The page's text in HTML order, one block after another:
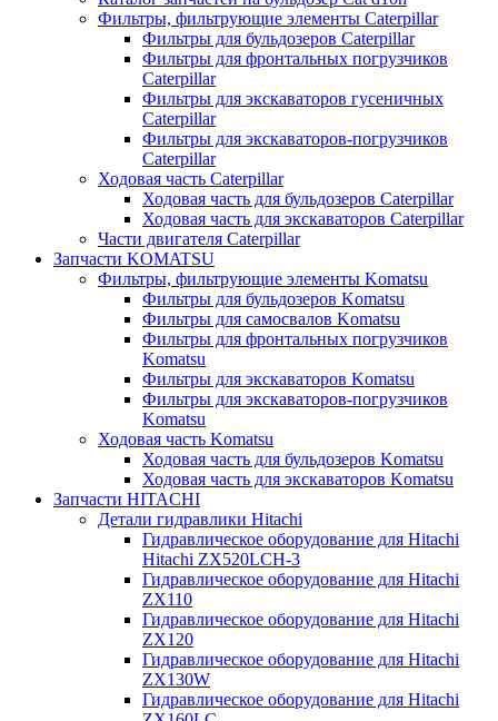
Фильтры, фильтрующие элементы Caterpillar
Фильтры для бульдозеров Caterpillar
Фильтры для фронтальных погрузчиков
Caterpillar
Фильтры для экскаваторов гусеничных
Caterpillar
Фильтры для экскаваторов-погрузчиков
Caterpillar
Ходовая часть Caterpillar
Ходовая часть для бульдозеров Caterpillar
Ходовая часть для экскаваторов Caterpillar
Части двигателя Caterpillar
Запчасти KOMATSU
Фильтры, фильтрующие элементы Komatsu
Фильтры для бульдозеров Komatsu
Фильтры для самосвалов Komatsu
Фильтры для фронтальных погрузчиков
Komatsu
Фильтры для экскаваторов Komatsu
Фильтры для экскаваторов-погрузчиков
Komatsu
Ходовая часть Komatsu
Ходовая часть для бульдозеров Komatsu
Ходовая часть для экскаваторов Komatsu
Запчасти HITACHI
Детали гидравлики Hitachi
Гидравлическое оборудование для Hitachi
Hitachi ZX520LCH-3
Гидравлическое оборудование для Hitachi
ZX110
Гидравлическое оборудование для Hitachi
ZX120
Гидравлическое оборудование для Hitachi
ZX130W
Гидравлическое оборудование для Hitachi